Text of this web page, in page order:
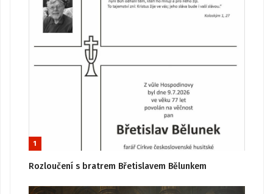
1
Rozloučení s bratrem Břetislavem Bělunkem